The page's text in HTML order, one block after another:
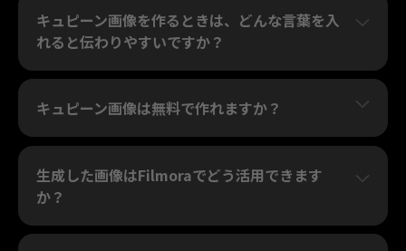
キュピーン画像を作るときは、どんな言葉を入
れると伝わりやすいですか？
キュピーン画像は無料で作れますか？
生成した画像はFilmoraでどう活用できます
か？